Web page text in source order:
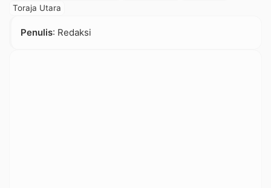
Toraja Utara
Penulis: Redaksi